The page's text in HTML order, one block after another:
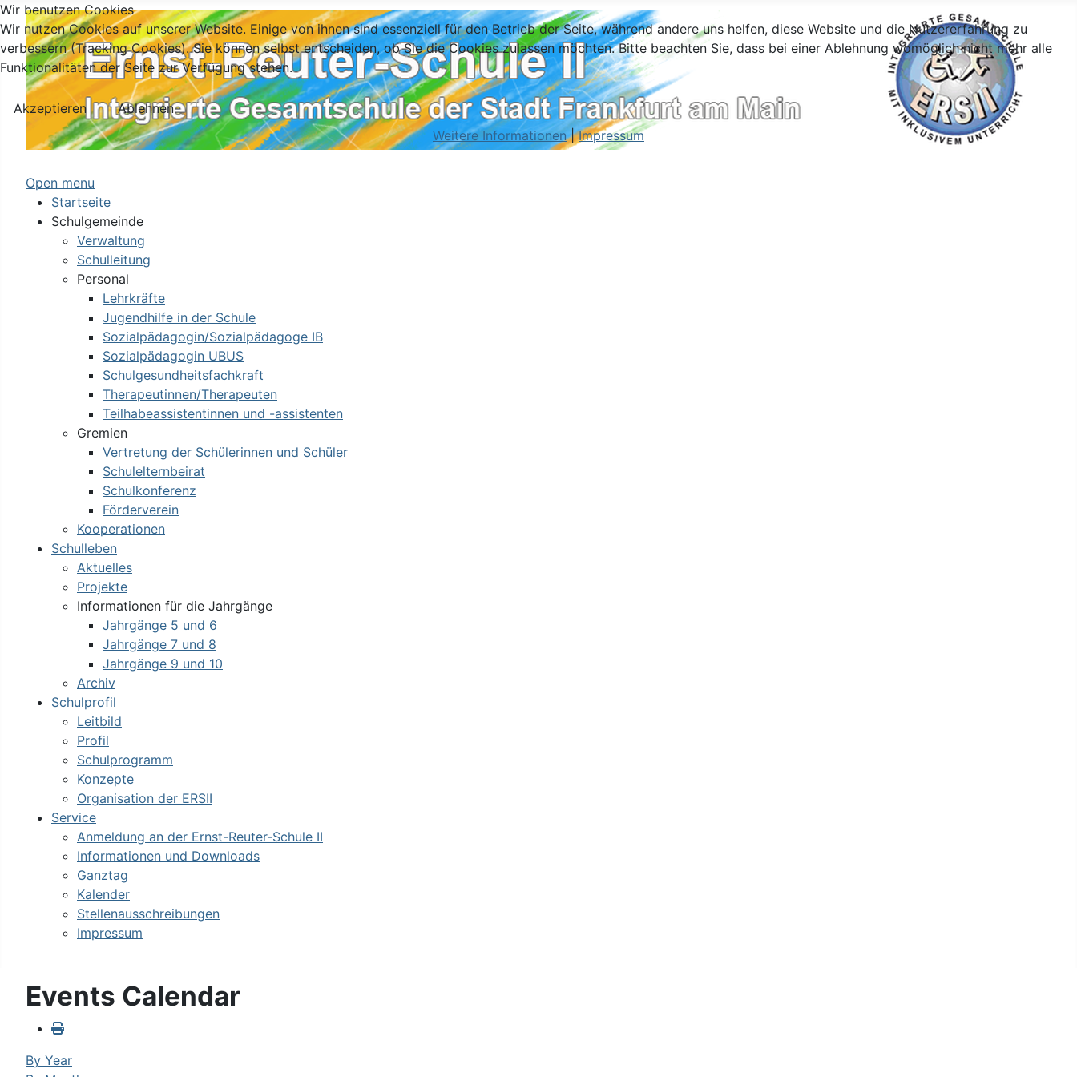
Open menu
Startseite
Schulgemeinde
Verwaltung
Schulleitung
Personal
Lehrkräfte
Jugendhilfe in der Schule
Sozialpädagogin/Sozialpädagoge IB
Sozialpädagogin UBUS
Schulgesundheitsfachkraft
Therapeutinnen/Therapeuten
Teilhabeassistentinnen und -assistenten
Gremien
Vertretung der Schülerinnen und Schüler
Schulelternbeirat
Schulkonferenz
Förderverein
Kooperationen
Schulleben
Aktuelles
Projekte
Informationen für die Jahrgänge
Jahrgänge 5 und 6
Jahrgänge 7 und 8
Jahrgänge 9 und 10
Archiv
Schulprofil
Leitbild
Profil
Schulprogramm
Konzepte
Organisation der ERSII
Service
Anmeldung an der Ernst-Reuter-Schule II
Informationen und Downloads
Ganztag
Kalender
Stellenausschreibungen
Impressum
Events Calendar
By Year
Wir benutzen Cookies
Wir nutzen Cookies auf unserer Website. Einige von ihnen sind essenziell für den Betrieb der Seite, während andere uns helfen, diese Website und die Nutzererfahrung zu
verbessern (Tracking Cookies). Sie können selbst entscheiden, ob Sie die Cookies zulassen möchten. Bitte beachten Sie, dass bei einer Ablehnung womöglich nicht mehr alle
Funktionalitäten der Seite zur Verfügung stehen.
Akzeptieren
Ablehnen
Weitere Informationen|Impressum